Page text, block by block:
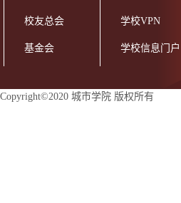
校友总会
基金会
学校VPN
学校信息门户
Copyright©2020 城市学院 版权所有